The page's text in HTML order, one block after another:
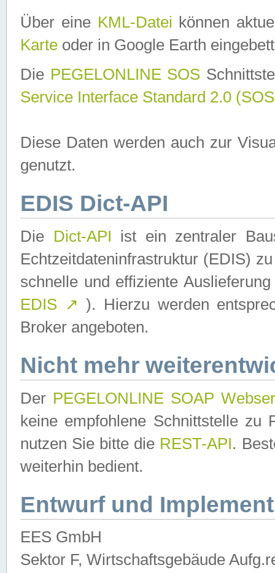
Über eine KML-Datei können
Karte oder in Google Earth
Die PEGELONLINE SOS
Service Interface Standard 2.0
Diese Daten werden auch zur
genutzt.
EDIS Dict-API
Die Dict-API ist ein zentraler
Echtzeitdateninfrastruktur (EDIS)
schnelle und effiziente
EDIS ↗ ). Hierzu werden
Broker angeboten.
Nicht mehr
Der PEGELONLINE SOAP
keine empfohlene Schnittstelle zu
nutzen Sie bitte die REST-API.
weiterhin bedient.
Entwurf und
EES GmbH
Sektor F, Wirtschaftsgebäude